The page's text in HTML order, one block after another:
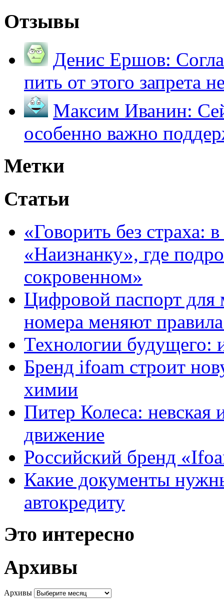
Отзывы
Денис Ершов:
пить от этого запрета
Максим Иванин:
особенно важно
Метки
Статьи
«Говорить без страха:
«Наизнанку», где
сокровенном»
Цифровой паспорт для
номера меняют
Технологии будущего:
Бренд ifoam строит
химии
Питер Колеса: невская
движение
Российский бренд
Какие документы
автокредиту
Это интересно
Архивы
Архивы